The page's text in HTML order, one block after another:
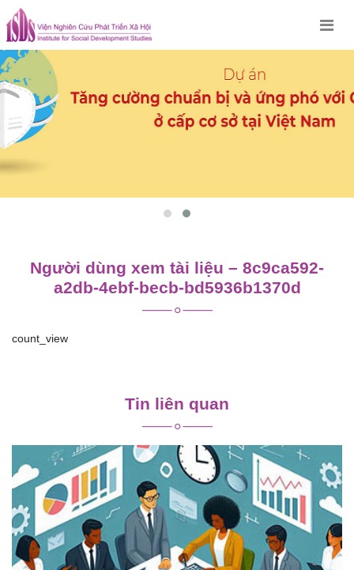
Skip
to
content
Người dùng xem tài liệu – 8c9ca592-
a2db-4ebf-becb-bd5936b1370d
count_view
viết
Tin liên quan